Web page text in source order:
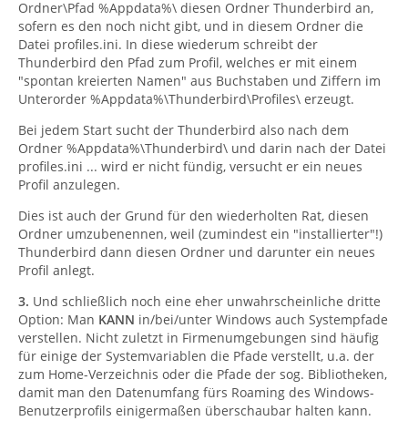
Ordner\Pfad %Appdata%\ diesen Ordner Thunderbird an,
sofern es den noch nicht gibt, und in diesem Ordner die
Datei profiles.ini. In diese wiederum schreibt der
Thunderbird den Pfad zum Profil, welches er mit einem
"spontan kreierten Namen" aus Buchstaben und Ziffern im
Unterorder %Appdata%\Thunderbird\Profiles\ erzeugt.
Bei jedem Start sucht der Thunderbird also nach dem
Ordner %Appdata%\Thunderbird\ und darin nach der Datei
profiles.ini ... wird er nicht fündig, versucht er ein neues
Profil anzulegen.
Dies ist auch der Grund für den wiederholten Rat, diesen
Ordner umzubenennen, weil (zumindest ein "installierter"!)
Thunderbird dann diesen Ordner und darunter ein neues
Profil anlegt.
3. Und schließlich noch eine eher unwahrscheinliche dritte
Option: Man KANN in/bei/unter Windows auch Systempfade
verstellen. Nicht zuletzt in Firmenumgebungen sind häufig
für einige der Systemvariablen die Pfade verstellt, u.a. der
zum Home-Verzeichnis oder die Pfade der sog. Bibliotheken,
damit man den Datenumfang fürs Roaming des Windows-
Benutzerprofils einigermaßen überschaubar halten kann.